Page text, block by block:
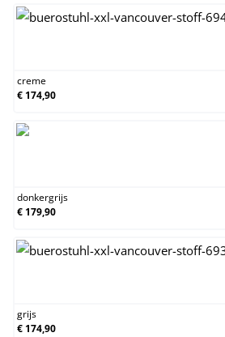
creme
€ 174,90
donkergrijs
€ 179,90
grijs
€ 174,90